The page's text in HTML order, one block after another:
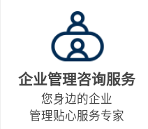
企业管理咨询服务
您身边的企业
管理贴心服务专家